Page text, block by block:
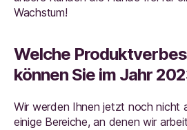
Wachstum!
Welche
können Sie im Jahr
Wir werden Ihnen jetzt noch nicht
einige Bereiche, an denen wir